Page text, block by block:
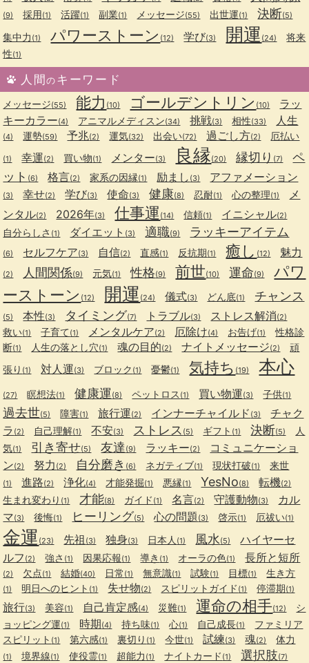
(9) 採用(1) 活躍(1) 副業(1) メッセージ(55) 出世運(1) 決断(5)
集中力 (1) パワーストーン (12) 学び(3) 開運 (24)
将来
性(1)
人間のキーワード
メッセージ(55) 能力 (10) ゴールデントリン (10)
ラッ
キーカラー(4) アニマルメディスン(34) 挑戦(3) 相性(33) 人生
(4) 運勢(59) 予兆(2) 運気(32) 出会い(72) 過ごし方(2) 厄払い
(1) 幸運(2) 買い物(1) メンター(3) 良縁(20) 縁切り (7)
ペ
ット (6) 格言(2) 家系の因縁(1) 励まし (3) アファメーション
(3) 幸せ(2) 学び(3) 使命(3) 健康(8) 忍耐(1) 心の整理(1)
メ
ンタル(2) 2026年(3) 仕事運 (14) 信頼(1) イニシャル(2)
自分らしさ (1) ダイエット (3) 適職(9) ラッキーアイテム
(6) セルフケア(3) 自信(2) 直感(1) 反抗期(1) 癒し (12) 魅力
(2) 人間関係(9) 元気(1) 性格(9) 前世(10) 運命(9)
パワ
ーストーン (12) 開運 (24) 儀式(3) どん底(1) チャンス
(5) 本性(3) タイミング(7) トラブル(3) ストレス解消(2)
救い(1) 子育て(1) メンタルケア(2) 厄除け(4) お告げ(1)
性格診
断(1) 人生の落とし穴(1) 魂の目的(2) ナイトメッセージ(2)
頑
張り (1) 対人運(3) ブロック (1) 憂鬱(1) 気持ち (19) 本心
(27) 瞑想法(1) 健康運(8) ペットロス (1) 買い物運(3) 子供(1)
過去世(5) 障害(1) 旅行運(2) インナーチャイルド (3)
チャク
ラ (2) 自己理解(1) 不安(3) ストレス (5) ギフト (1) 決断(5)
人
気(1) 引き寄せ(5) 友達 (9) ラッキー(2)
コミュニケーショ
ン(2) 努力 (2) 自分磨き (6) ネガティブ(1) 現状打破(1) 来世
(1) 進路(2) 浄化(4) 才能発掘(1) 悪縁(1) YesNo(8) 転機(2)
生まれ変わり (1) 才能(8) ガイド (1) 名言(2) 守護動物(3)
カル
マ(3) 後悔(1) ヒーリング(5) 心の問題 (3) 啓示(1) 厄祓い(1)
金運 (23) 先祖 (3) 独身(3) 日本人 (1) 風水(5)
ハイヤーセ
ルフ (2) 強さ (1) 因果応報(1) 導き (1) オーラの色(1) 長所と短所
(2) 欠点(1) 結婚(40) 日常 (1) 無意識(1) 試験(1) 目標(1) 生き方
(1) 明日へのヒント (1) 失せ物(2) スピリットガイド (1) 停滞期(1)
旅行(3) 美容(1) 自己肯定感(4) 災難(1) 運命の相手(12)
シ
ョッピング運(1) 時期(4) 持ち味(1) 心(1) 自己成長(1)
ファミリア
スピリット (1) 第六感(1) 裏切り (1) 今世(1) 試練(3) 魂(2) 体力
(1) 境界線(1) 使役霊(1) 超能力 (1) ナイトカード (1) 選択肢(7)